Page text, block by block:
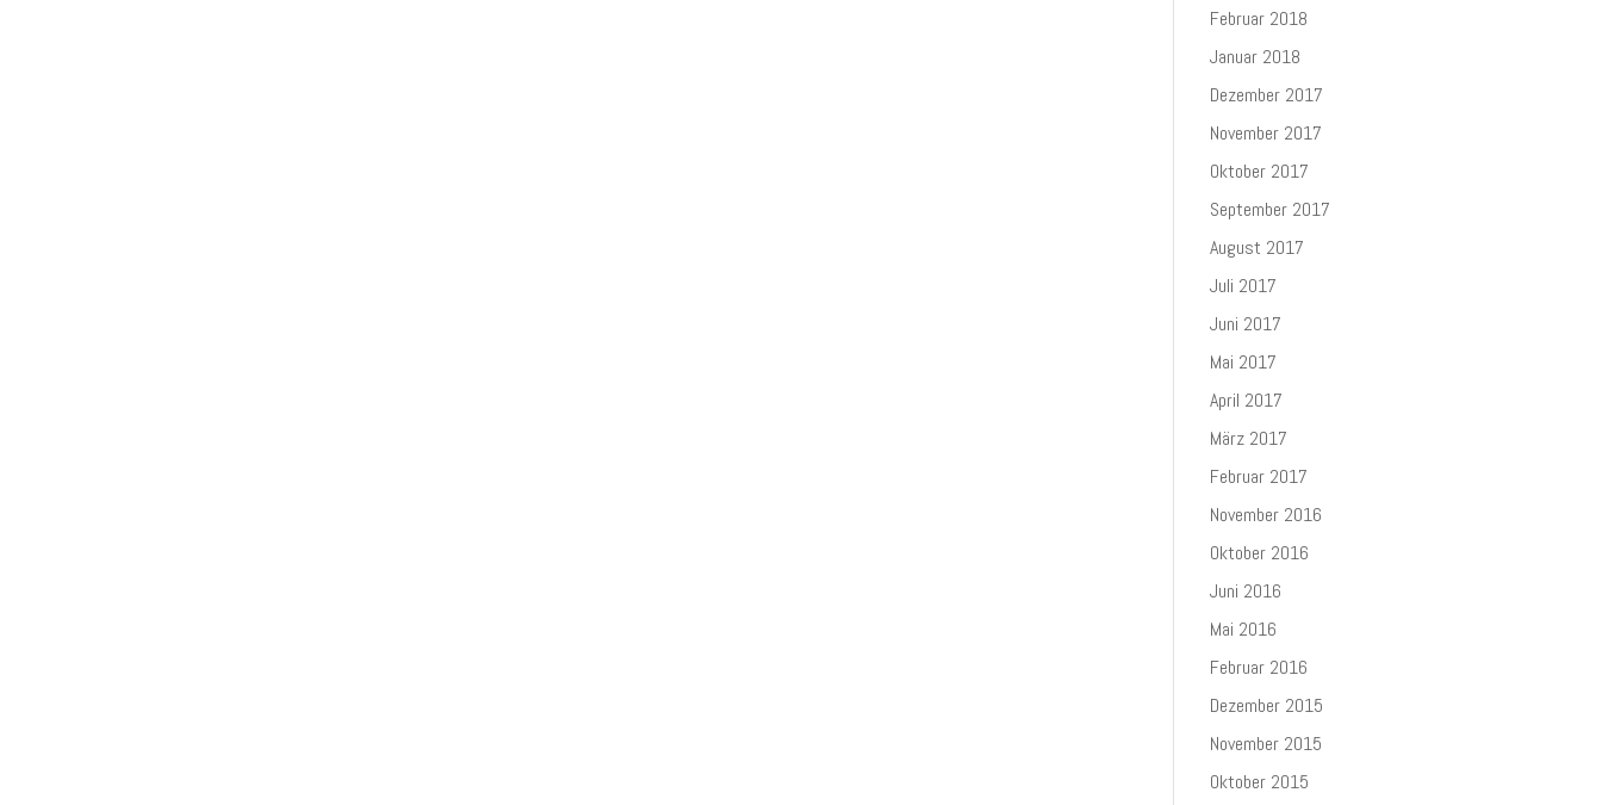
Februar 2018
Januar 2018
Dezember 2017
November 2017
Oktober 2017
September 2017
August 2017
Juli 2017
Juni 2017
Mai 2017
April 2017
März 2017
Februar 2017
November 2016
Oktober 2016
Juni 2016
Mai 2016
Februar 2016
Dezember 2015
November 2015
Oktober 2015